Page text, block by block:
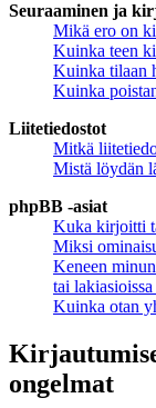
Seuraaminen ja
Mikä ero on
Kuinka teen
Kuinka tilaan
Kuinka
Liitetiedostot
Mitkä
Mistä löydän
phpBB -asiat
Kuka kirjoitti
Miksi
Keneen
tai
Kuinka otan
ongelmat